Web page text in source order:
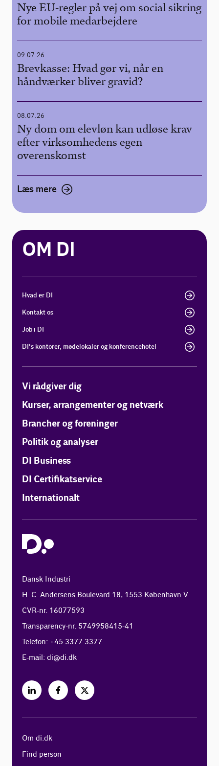
Nye EU-regler på vej om social sikring
for mobile medarbejdere
09.07.26
Brevkasse: Hvad gør vi, når en
håndværker bliver gravid?
08.07.26
Ny dom om elevløn kan udløse krav
efter virksomhedens egen
overenskomst
Læs mere
OM DI
Hvad er DI
Kontakt os
Job i DI
DI's kontorer, mødelokaler og konferencehotel
Vi rådgiver dig
Kurser, arrangementer og netværk
Brancher og foreninger
Politik og analyser
DI Business
DI Certifikatservice
Internationalt
Dansk Industri
H. C. Andersens Boulevard 18, 1553 København V
CVR-nr. 16077593
Transparency-nr. 5749958415-41
Telefon: +45 3377 3377
E-mail:di@di.dk
Om di.dk
Find person